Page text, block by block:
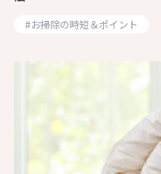
#お掃除の時短＆ポイント